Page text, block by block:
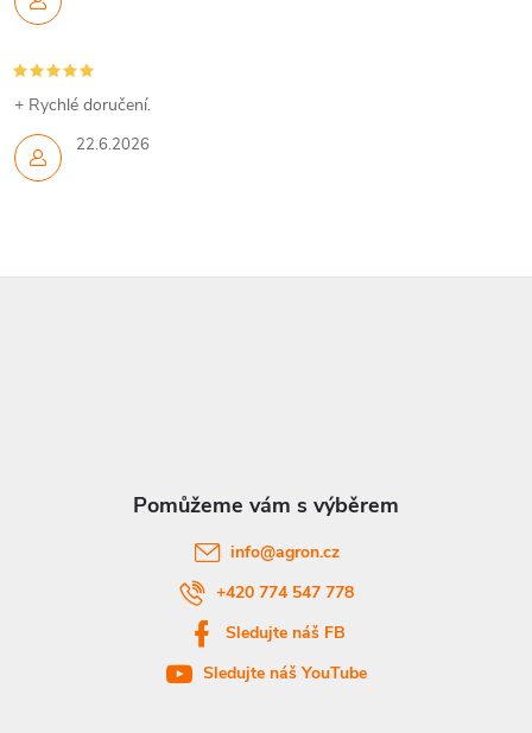
22.6.2026
+ Rychlé doručení.
info@agron.cz
+420 774 547 778
Sledujte náš FB
Sledujte náš YouTube